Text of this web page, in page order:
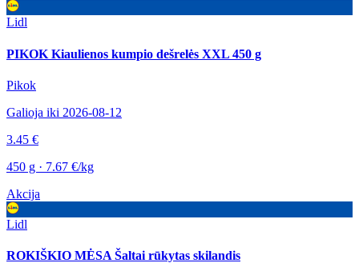
Lidl
PIKOK Kiaulienos kumpio dešrelės XXL 450 g
Pikok
Galioja iki 2026-08-12
3.45 €
450 g · 7.67 €/kg
Akcija
Lidl
ROKIŠKIO MĖSA Šaltai rūkytas skilandis